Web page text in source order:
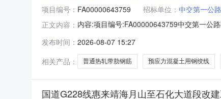
项目编号： FA00000643759 招标单位： 中交第一公
正文内容： 内容:项目编号:FA00000643759中交第一公
28日发售招标文件（编号：ZJYGY-S524-
发布时间： 2026-08-07 15:27
相关产品：
普通热轧带肋钢筋 预应力混凝土用钢绞线
国道G228线惠来靖海月山至石化大道段改